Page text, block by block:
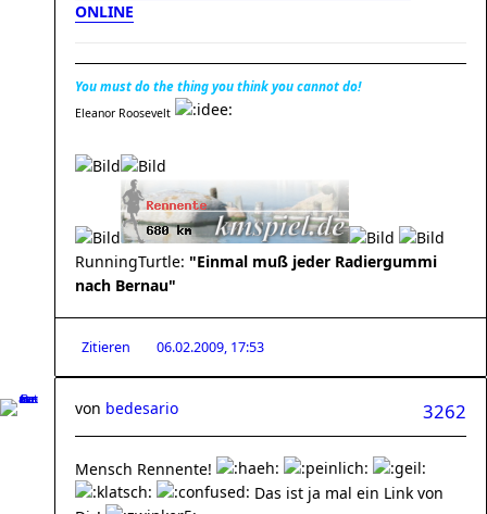
ONLINE
You must do the thing you think you cannot do!
Eleanor Roosevelt
RunningTurtle: "Einmal muß jeder Radiergummi
nach Bernau"
Zitieren 06.02.2009, 17:53
3262
von bedesario
Mensch Rennente!
Das ist ja mal ein Link von